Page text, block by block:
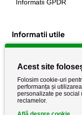
Informatii GPDR
Informatii utile
Politica de cookie
Acest site
Folosim cookie-uri
performanța și
personalizate pe social
reclamelor.